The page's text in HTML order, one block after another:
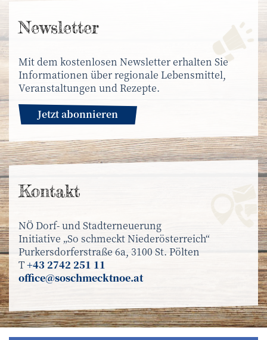
News­letter
Mit dem kostenlosen Newsletter erhalten Sie
Informationen über regionale Lebensmittel,
Veranstaltungen und Rezepte.
Jetzt abonnieren
Kontakt
NÖ Dorf- und Stadterneuerung
Initiative „So schmeckt Niederösterreich“
Purkersdorferstraße 6a, 3100 St. Pölten
T+43 2742 251 11
office@soschmecktnoe.at